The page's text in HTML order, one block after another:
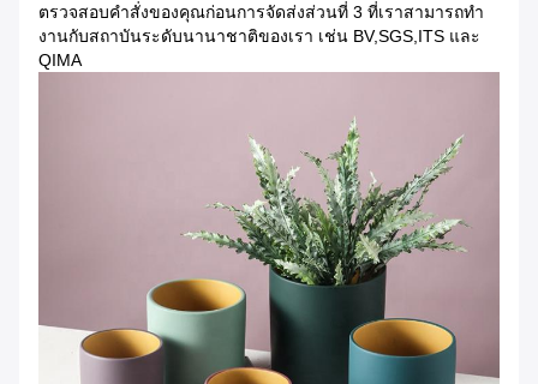
ตรวจสอบคําสั่งของคุณก่อนการจัดส่งส่วนที่ 3 ที่เราสามารถทํา
งานกับสถาบันระดับนานาชาติของเรา เช่น BV,SGS,ITS และ
QIMA